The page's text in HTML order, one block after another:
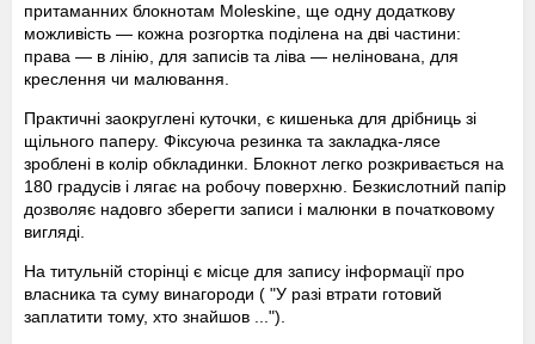
притаманних блокнотам Moleskine, ще одну додаткову
можливість — кожна розгортка поділена на дві частини:
права — в лінію, для записів та ліва — нелінована, для
креслення чи малювання.
Практичні заокруглені куточки, є кишенька для дрібниць зі
щільного паперу. Фіксуюча резинка та закладка-лясе
зроблені в колір обкладинки. Блокнот легко розкривається на
180 градусів і лягає на робочу поверхню. Безкислотний папір
дозволяє надовго зберегти записи і малюнки в початковому
вигляді.
На титульній сторінці є місце для запису інформації про
власника та суму винагороди ( "У разі втрати готовий
заплатити тому, хто знайшов ...").